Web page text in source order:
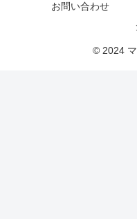
お問い合わせ
© 2024